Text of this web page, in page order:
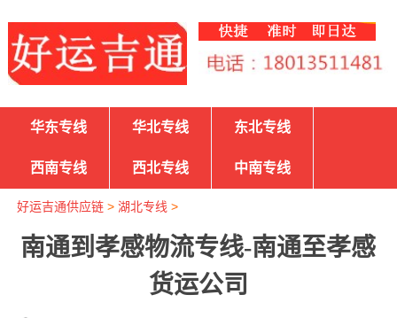
华东专线 华北专线 东北专线
西南专线 西北专线 中南专线
好运吉通供应链> 湖北专线 >
南通到孝感物流专线-南通至孝感
货运公司